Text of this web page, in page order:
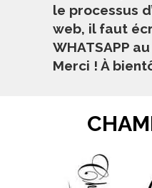
le processus
web, il faut
WHATSAPP
Merci ! À